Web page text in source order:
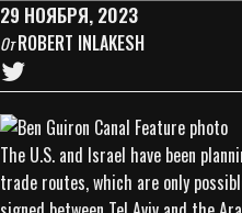
29 НОЯБРЯ, 2023
ОтROBERT INLAKESH
The U.S. and Israel have been
trade routes, which are only